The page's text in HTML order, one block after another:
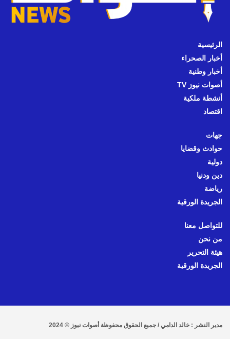
الرئيسية
أخبار الصحراء
أخبار وطنية
أصوات نيوز TV
أنشطة ملكية
اقتصاد
جهات
حوادث وقضايا
دولية
دين ودنيا
رياضة
الجريدة الورقية
للتواصل معنا
من نحن
هيئة التحرير
الجريدة الورقية
مدير النشر : خالد الدامي / جميع الحقوق محفوظة أصوات نيوز © 2024